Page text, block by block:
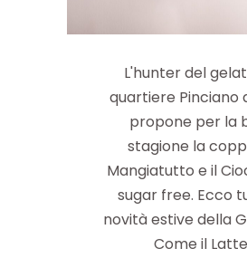
L'hunter del
quartiere Pinciano
propone per la
stagione la
Mangiatutto e il
sugar free. Ecco
novità estive della
Come il